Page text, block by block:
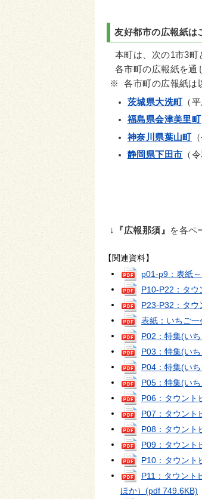
友好都市の広報紙は
本町は、次の1市3町
各市町の広報紙を通
※ 各市町の広報紙は
茨城県大洗町 （
福島県会津美里町
神奈川県葉山町
静岡県下田市 （
↓ 『広報那須』 を各ペ
【関連資料】
p01-p9：表紙
P10-P22：タ
P23-P32：タ
表紙：いちご
P02：特集(い
P03：特集(い
P04：特集(い
P05：特集(い
P06：タウント
P07：タウント
P08：タウント
P09：タウント
P10：タウント
P11：タウント
ほか） (pdf 749.6KB)